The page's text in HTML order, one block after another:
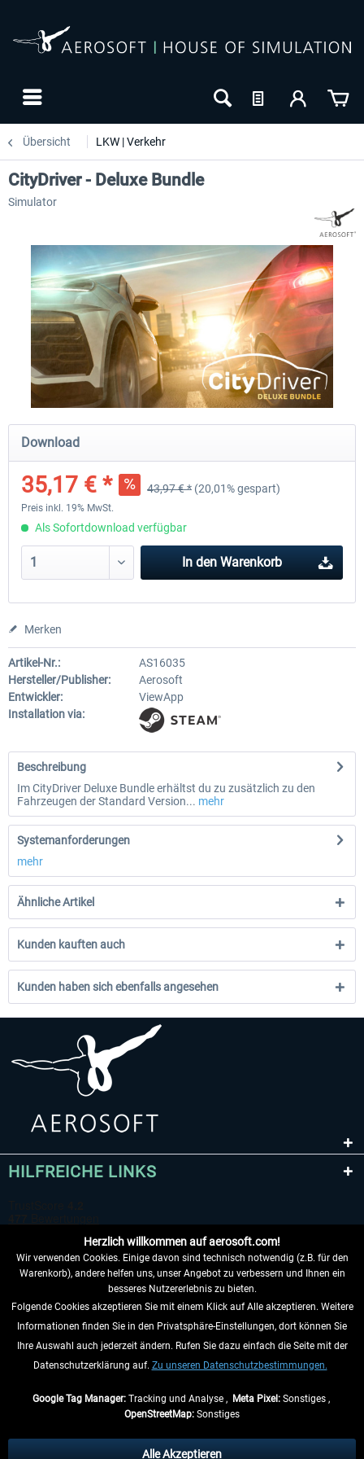
Übersicht LKW | Verkehr
CityDriver
29,99 € *
-20
CityDriver - Deluxe
35,17 € *
CityDriver - Deluxe Bundle
Simulator
Download
35,17 € * 43,97 € * (20,01% gespart)
Preis inkl. 19% MwSt.
Als Sofortdownload verfügbar
In den Warenkorb
Merken
Artikel-Nr.:
AS16035
Hersteller/Publisher:
Aerosoft
Entwickler:
ViewApp
Installation via:
Beschreibung
Im CityDriver Deluxe Bundle erhältst du zu zusätzlich zu den
Fahrzeugen der Standard Version... mehr
Systemanforderungen
mehr
Ähnliche Artikel
Kunden kauften auch
Kunden haben sich ebenfalls angesehen
HILFREICHE LINKS
VERTRAG WIDERRUFEN
INFORMATIONEN
anders beschrieben.
Herzlich willkommen auf aerosoft.com!
Wir verwenden Cookies. Einige davon sind technisch notwendig (z.B. für den
Warenkorb), andere helfen uns, unser Angebot zu verbessern und Ihnen ein
besseres Nutzererlebnis zu bieten.
Folgende Cookies akzeptieren Sie mit einem Klick auf Alle akzeptieren. Weitere
Informationen finden Sie in den Privatsphäre-Einstellungen, dort können Sie
Ihre Auswahl auch jederzeit ändern. Rufen Sie dazu einfach die Seite mit der
Datenschutzerklärung auf. Zu unseren Datenschutzbestimmungen.
Google Tag Manager:Tracking und Analyse , Meta Pixel:Sonstiges ,
OpenStreetMap: Sonstiges
Alle Akzeptieren